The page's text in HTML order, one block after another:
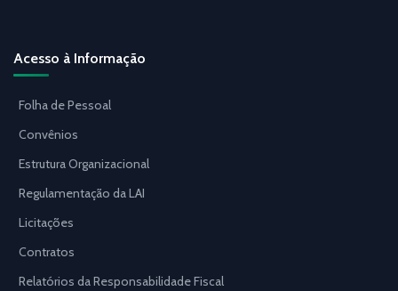
Acesso à Informação
Folha de Pessoal
Convênios
Estrutura Organizacional
Regulamentação da LAI
Licitações
Contratos
Relatórios da Responsabilidade Fiscal